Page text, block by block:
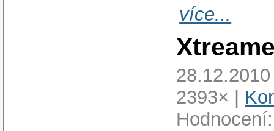
více...
2393× |